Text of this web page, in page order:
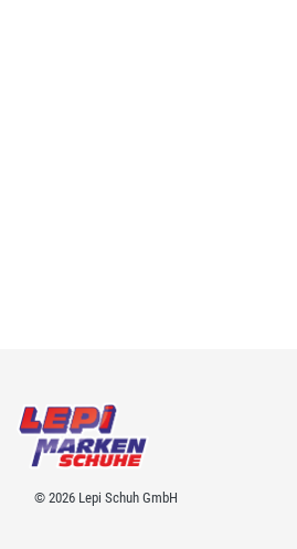
© 2026 Lepi Schuh GmbH